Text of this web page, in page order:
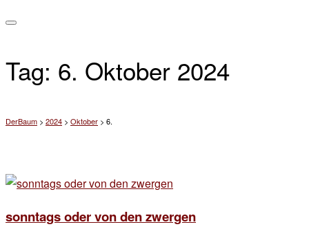
Tag: 6. Oktober 2024
DerBaum > 2024 > Oktober > 6.
sonntags oder von den zwergen